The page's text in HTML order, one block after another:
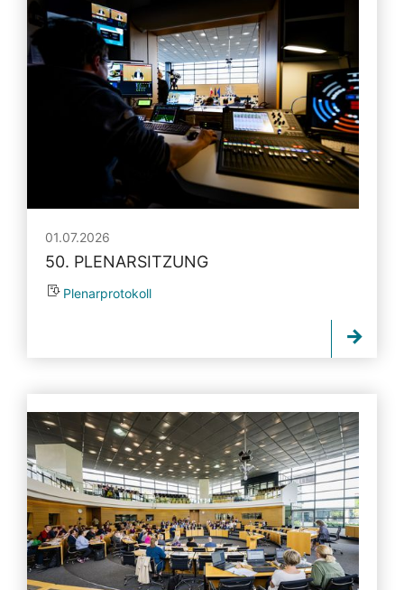
01.07.2026
50. PLENARSITZUNG
Plenarprotokoll